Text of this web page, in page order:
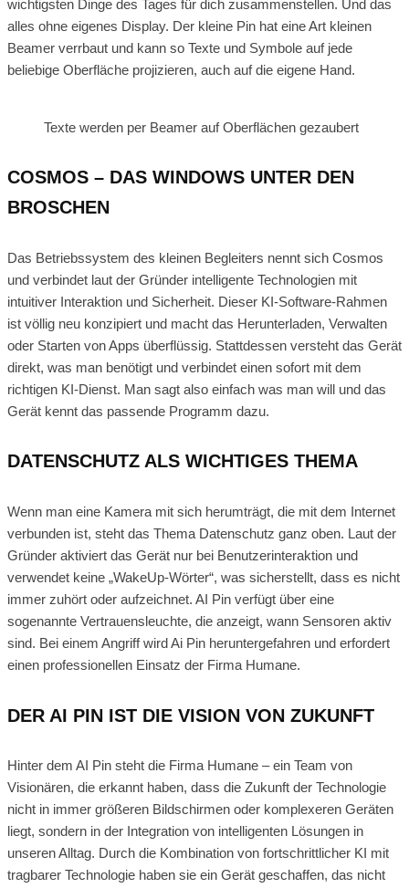
wichtigsten Dinge des Tages für dich zusammenstellen. Und das
alles ohne eigenes Display. Der kleine Pin hat eine Art kleinen
Beamer verrbaut und kann so Texte und Symbole auf jede
beliebige Oberfläche projizieren, auch auf die eigene Hand.
Texte werden per Beamer auf Oberflächen gezaubert
COSMOS – DAS WINDOWS UNTER DEN
BROSCHEN
Das Betriebssystem des kleinen Begleiters nennt sich Cosmos
und verbindet laut der Gründer intelligente Technologien mit
intuitiver Interaktion und Sicherheit. Dieser KI-Software-Rahmen
ist völlig neu konzipiert und macht das Herunterladen, Verwalten
oder Starten von Apps überflüssig. Stattdessen versteht das Gerät
direkt, was man benötigt und verbindet einen sofort mit dem
richtigen KI-Dienst. Man sagt also einfach was man will und das
Gerät kennt das passende Programm dazu.
DATENSCHUTZ ALS WICHTIGES THEMA
Wenn man eine Kamera mit sich herumträgt, die mit dem Internet
verbunden ist, steht das Thema Datenschutz ganz oben. Laut der
Gründer aktiviert das Gerät nur bei Benutzerinteraktion und
verwendet keine „WakeUp-Wörter“, was sicherstellt, dass es nicht
immer zuhört oder aufzeichnet. AI Pin verfügt über eine
sogenannte Vertrauensleuchte, die anzeigt, wann Sensoren aktiv
sind. Bei einem Angriff wird Ai Pin heruntergefahren und erfordert
einen professionellen Einsatz der Firma Humane.
DER AI PIN IST DIE VISION VON ZUKUNFT
Hinter dem AI Pin steht die Firma Humane – ein Team von
Visionären, die erkannt haben, dass die Zukunft der Technologie
nicht in immer größeren Bildschirmen oder komplexeren Geräten
liegt, sondern in der Integration von intelligenten Lösungen in
unseren Alltag. Durch die Kombination von fortschrittlicher KI mit
tragbarer Technologie haben sie ein Gerät geschaffen, das nicht